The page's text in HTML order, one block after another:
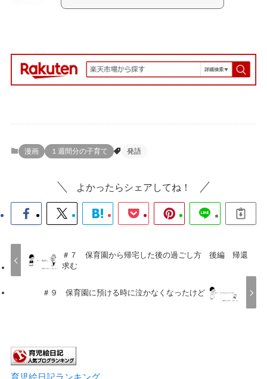
漫画 １週間分の子育て 発語
よかったらシェアしてね！
＃７ 保育園から帰宅した後の過ごし方 後編 帰還
求む
＃９ 保育園に預ける時に泣かなくなったけど